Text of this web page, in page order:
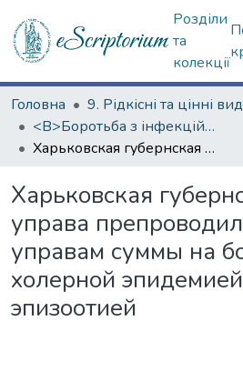
Розділи
та
колекції
Головна
<B>Боротьба з інфекційними хворобами</B>
Харьковская губернская земская управа препроводила уездным управам суммы на борьбу с холерной эпидемией и чумной эпизоотией
Харьковская
управа
управам суммы на
холерной
эпизоотией